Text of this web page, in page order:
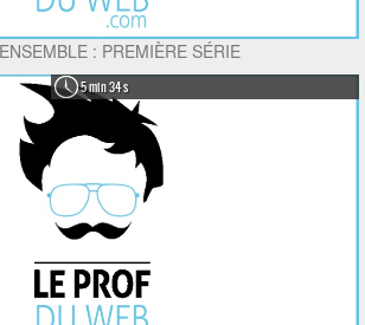
: PREMIÈRE SÉRIE
5 min 34 s